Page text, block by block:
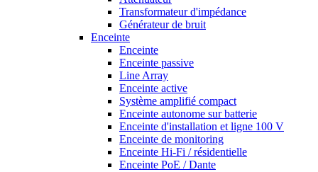
Transformateur d'impédance
Générateur de bruit
Enceinte
Enceinte
Enceinte passive
Line Array
Enceinte active
Système amplifié compact
Enceinte autonome sur batterie
Enceinte d'installation et ligne 100 V
Enceinte de monitoring
Enceinte Hi-Fi / résidentielle
Enceinte PoE / Dante